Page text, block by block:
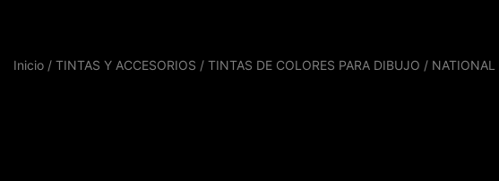
Inicio / TINTAS Y ACCESORIOS / TINTAS DE COLORES PARA DIBUJO / NATIONAL